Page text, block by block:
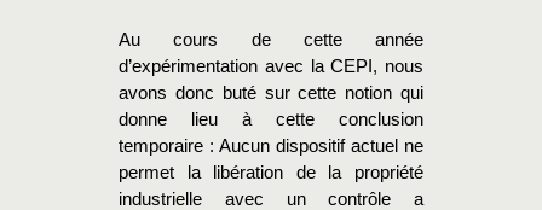
Au cours de cette année
d’expérimentation avec la CEPI, nous
avons donc buté sur cette notion qui
donne lieu à cette conclusion
temporaire : Aucun dispositif actuel ne
permet la libération de la propriété
industrielle avec un contrôle a